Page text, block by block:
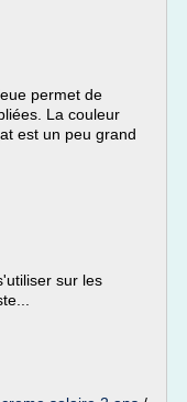
permet de
La couleur
est un peu grand
sur les